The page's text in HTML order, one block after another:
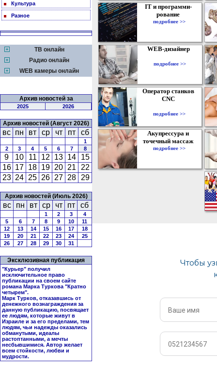
Культура
Разное
ТВ онлайн
Радио онлайн
WEB камеры онлайн
Архив новостей за
2025 2026
Архив новостей (Август 2026)
вс пн вт ср чт пт сб
1
2
3 4 5 6 7 8
9 10 11 12 13 14
15
16 17 18 19 20 21
22
23 24 25 26 27 28 29
Архив новостей (Июль 2026)
вс пн вт ср чт пт сб
1 2 3
4
5
6 7 8 9 10
11
12
13 14 15 16 17
18
19
20 21 22 23 24
25
26
27 28 29 30 31
Эксклюзивная публикация
"Курьер" получил
исключительное право
публикации на своем сайте
романа Марка Туркова "Кратно
четырем".
Марк Турков, отказавшись от
денежного вознаграждения за
данную публикацию, посвящает
ее людям, которые живут в
Израиле и за его пределами, тем
людям, чьи надежды оказались
обманутыми, идеалы
растоптанными, а мечты
несбывшимися. Автор желает
всем стойкости, любви и
мудрости.
IT и программи-
рование
подробнее >>
WEB-дизайнер
подробнее >>
Оператор станков
CNC
подробнее >>
Акупрессура и
точечный массаж
подробнее >>